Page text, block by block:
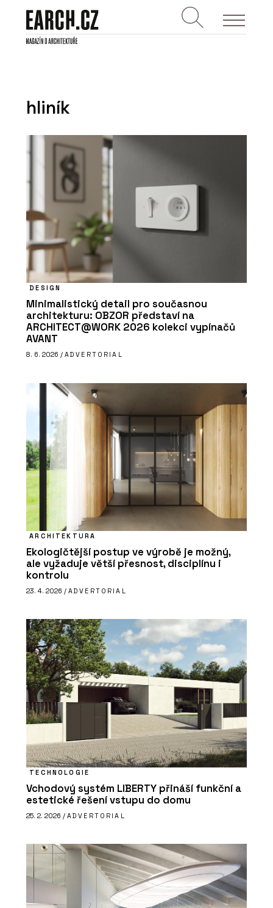
hliník
DESIGN
Minimalistický detail pro současnou
architekturu: OBZOR představí na
ARCHITECT@WORK 2026 kolekci vypínačů
AVANT
8. 6. 2026 / ADVERTORIAL
ARCHITEKTURA
Ekologičtější postup ve výrobě je možný,
ale vyžaduje větší přesnost, disciplínu i
kontrolu
23. 4. 2026 / ADVERTORIAL
TECHNOLOGIE
Vchodový systém LIBERTY přináší funkční a
estetické řešení vstupu do domu
25. 2. 2026 / ADVERTORIAL